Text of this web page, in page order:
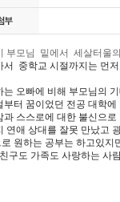
부모님 밑에서 세살터울
서 중학교 시절까지는 먼
는 오빠에 비해 부모님의
부터 꿈이었던 전공 대학
과 스스로에 대한 불신으
연애 상대를 잘못 만났고
원하는 공부는 하고있
구도 가족도 사랑하는 사